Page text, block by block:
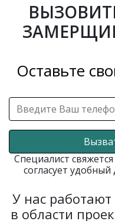
Оставьте
Специалист
согласует
У нас
в области